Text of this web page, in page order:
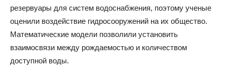
резервуары для систем водоснабжения, поэтому ученые
оценили воздействие гидросооружений на их общество.
Математические модели позволили установить
взаимосвязи между рождаемостью и количеством
доступной воды.